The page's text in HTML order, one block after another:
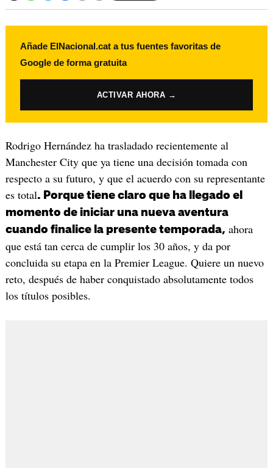
Añade ElNacional.cat a tus fuentes favoritas de
Google de forma gratuita
ACTIVAR AHORA →
Rodrigo Hernández ha trasladado recientemente al
Manchester City que ya tiene una decisión tomada con
respecto a su futuro, y que el acuerdo con su representante
es total. Porque tiene claro que ha llegado el
momento de iniciar una nueva aventura
cuando finalice la presente temporada, ahora
que está tan cerca de cumplir los 30 años, y da por
concluida su etapa en la Premier League. Quiere un nuevo
reto, después de haber conquistado absolutamente todos
los títulos posibles.